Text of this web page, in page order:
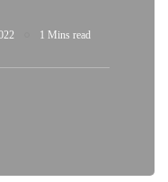
1 Mins read